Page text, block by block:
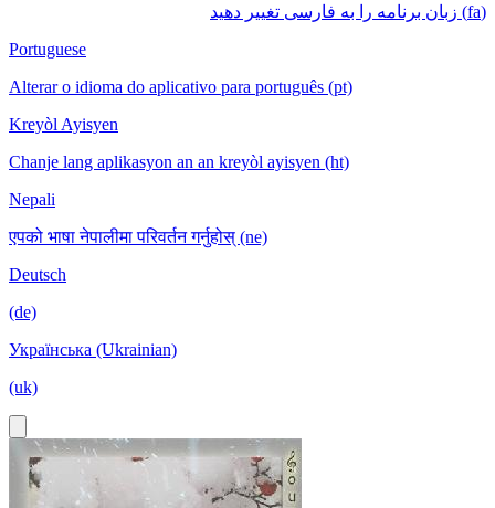
(fa) زبان برنامه را به فارسی تغییر دهید
Portuguese
Alterar o idioma do aplicativo para português (pt)
Kreyòl Ayisyen
Chanje lang aplikasyon an an kreyòl ayisyen (ht)
Nepali
एपको भाषा नेपालीमा परिवर्तन गर्नुहोस् (ne)
Deutsch
(de)
Українська (Ukrainian)
(uk)